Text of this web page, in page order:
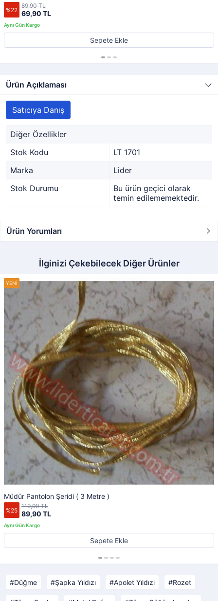
%22 69,90 TL
89,90 TL
Sepete Ekle
Ürün Açıklaması
Satıcıya Danış
Diğer Özellikler
Stok Kodu
LT 1701
Marka
Lider
Stok Durumu
Bu ürün geçici olarak
temin edilememektedir.
Ürün Yorumları
İlginizi Çekebilecek Diğer Ürünler
Müdür Pantolon Şeridi ( 3 Metre )
%25 89,90 TL
119,90 TL
Sepete Ekle
Düğme Şapka Yıldızı Apolet Yıldızı Rozet